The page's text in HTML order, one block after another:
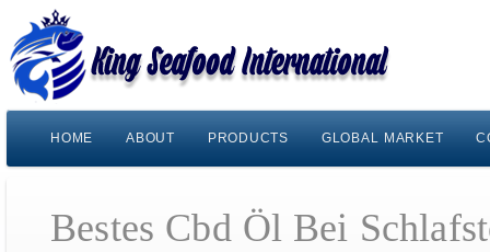
HOME ABOUT PRODUCTS GLOBAL MARKET
Bestes Cbd Öl Bei